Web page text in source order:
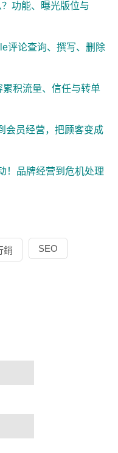
功能、曝光版位与
评论查询、撰写、删除
积流量、信任与转单
会员经营，把顾客变成
！品牌经营到危机处理
銷 SEO